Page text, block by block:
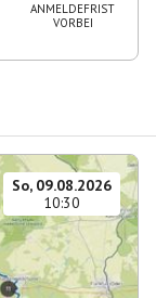
ANMELDEFRIST
VORBEI
So, 09.08.2026
10:30